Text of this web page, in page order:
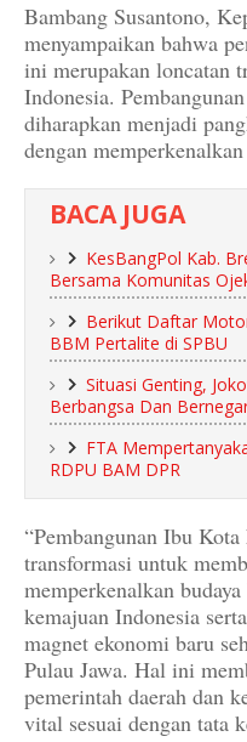
Bambang Susantono,
menyampaikan bahwa
ini merupakan loncatan
Indonesia.
diharapkan menjadi
dengan
BACA JUGA
KesBangPol Kab.
Bersama Komunitas
Berikut Daftar
BBM Pertalite di SPBU
Situasi Genting,
Berbangsa Dan
FTA
RDPU BAM DPR
“Pembangunan Ibu
transformasi untuk
memperkenalkan
kemajuan Indonesia
magnet ekonomi baru
Pulau Jawa. Hal ini
pemerintah daerah dan
vital sesuai dengan tata